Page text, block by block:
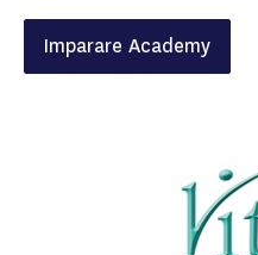
Imparare Academy